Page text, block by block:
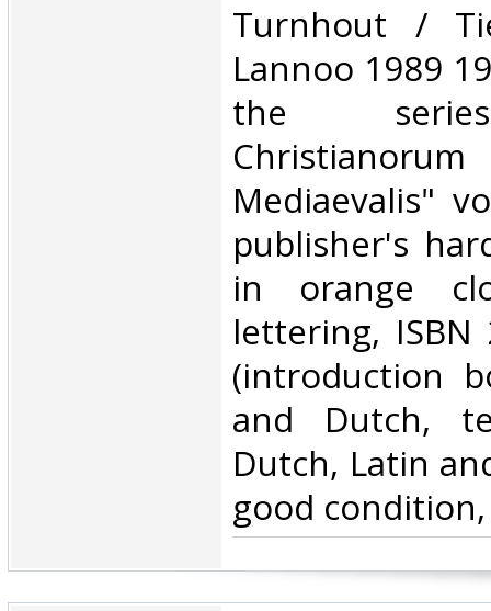
‎Turnhout /
Lannoo 1989
the
Mediaevalis"
publisher's
in orange
lettering, ISBN
(introduction
and Dutch,
Dutch, Latin
good condition,